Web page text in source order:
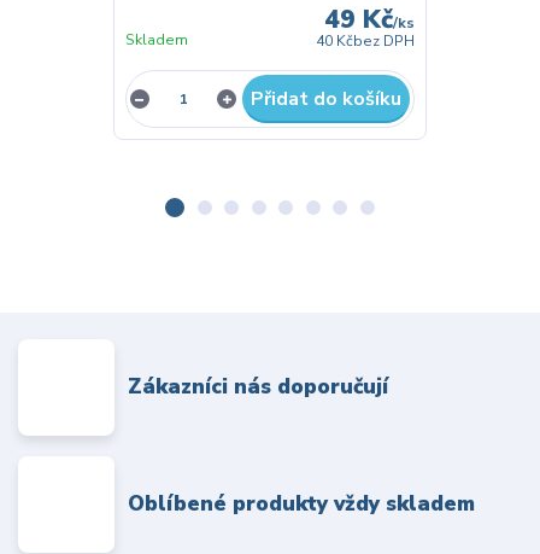
49 Kč/ks
40 Kčbez DPH
Skladem
Přidat do košíku
Zákazníci nás doporučují
Oblíbené produkty vždy skladem